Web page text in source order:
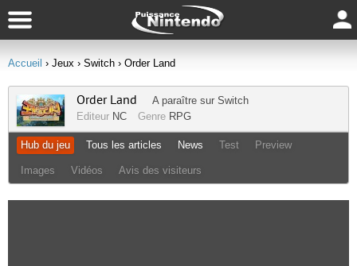
Accueil › Jeux › Switch › Order Land
Order Land A paraître sur Switch
Editeur NC Genre RPG
Hub du jeu Tous les articles News Test Preview
Images Vidéos Avis des visiteurs